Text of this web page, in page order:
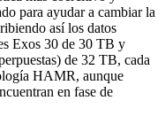
para ayudar a cambiar la
así los datos
Exos 30 de 30 TB y
de 32 TB, cada
HAMR, aunque
en fase de